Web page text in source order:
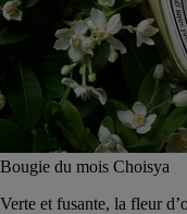
Bougie du mois Choisya
Verte et fusante, la fleur